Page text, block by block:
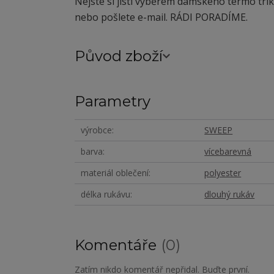
nebo pošlete e-mail. RÁDI PORADÍME.
Původ zboží
Parametry
výrobce
SWEEP
barva
vícebarevná
materiál oblečení
polyester
délka rukávu
dlouhý rukáv
Komentáře 0
Zatím nikdo komentář nepřidal. Buďte první.